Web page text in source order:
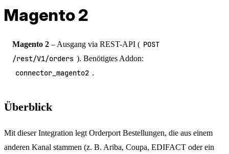
Magento 2
Magento 2 – Ausgang via REST-API ( POST
/rest/V1/orders ). Benötigtes Addon:
connector_magento2 .
Überblick
Mit dieser Integration legt Orderport Bestellungen, die aus einem
anderen Kanal stammen (z. B. Ariba, Coupa, EDIFACT oder ein